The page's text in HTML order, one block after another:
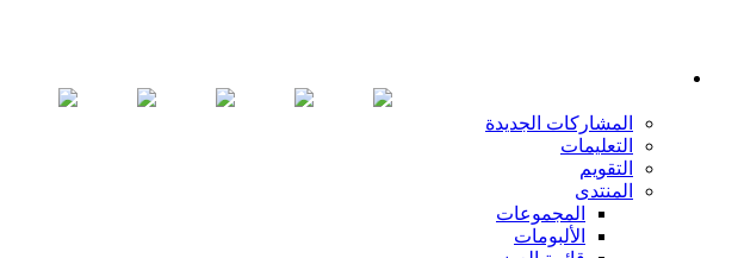
المشاركات الجديدة
التعليمات
التقويم
المنتدى
المجموعات
الألبومات